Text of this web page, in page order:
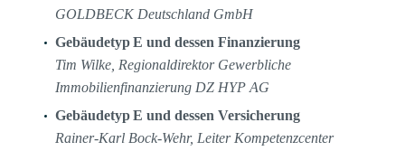
GOLDBECK Deutschland GmbH
GebäudetypE und dessen Finanzierung
Tim Wilke, Regionaldirektor Gewerbliche
Immobilienfinanzierung DZ HYP AG
GebäudetypE und dessen Versicherung
Rainer-Karl Bock-Wehr, Leiter Kompetenzcenter